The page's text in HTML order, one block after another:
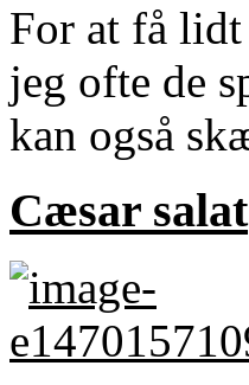
For at få
jeg ofte de
kan også
Cæsar salat